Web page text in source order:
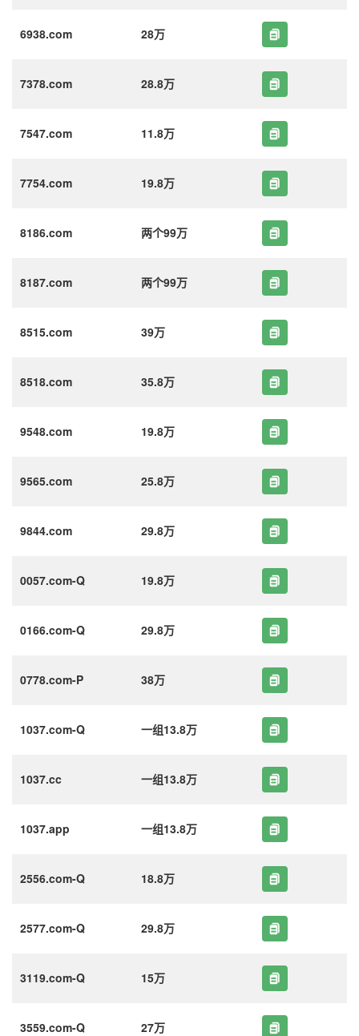
6938.com 28万
7378.com 28.8万
7547.com 11.8万
7754.com 19.8万
8186.com 两个99万
8187.com 两个99万
8515.com 39万
8518.com 35.8万
9548.com 19.8万
9565.com 25.8万
9844.com 29.8万
0057.com-Q 19.8万
0166.com-Q 29.8万
0778.com-P 38万
1037.com-Q 一组13.8万
1037.cc 一组13.8万
1037.app 一组13.8万
2556.com-Q 18.8万
2577.com-Q 29.8万
3119.com-Q 15万
3559.com-Q 27万